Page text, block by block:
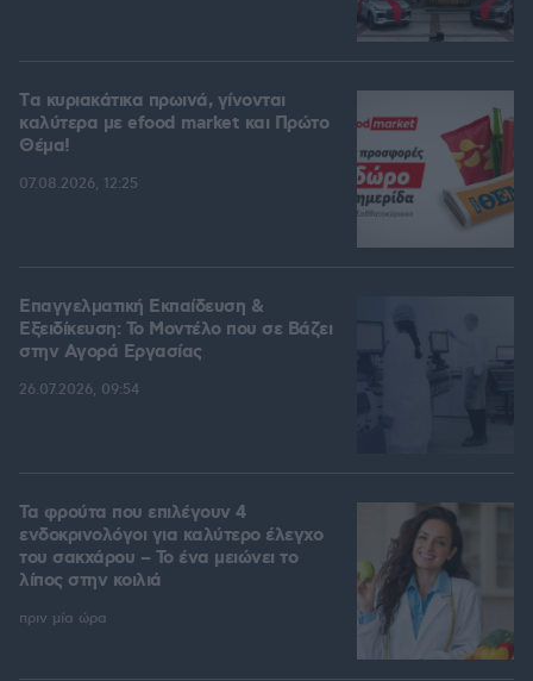
Tα κυριακάτικα πρωινά, γίνονται
καλύτερα με efood market και Πρώτο
Θέμα!
07.08.2026, 12:25
Επαγγελματική Εκπαίδευση &
Εξειδίκευση: Το Mοντέλο που σε Bάζει
στην Aγορά Eργασίας
26.07.2026, 09:54
Τα φρούτα που επιλέγουν 4
ενδοκρινολόγοι για καλύτερο έλεγχο
του σακχάρου – Το ένα μειώνει το
λίπος στην κοιλιά
πριν μία ώρα